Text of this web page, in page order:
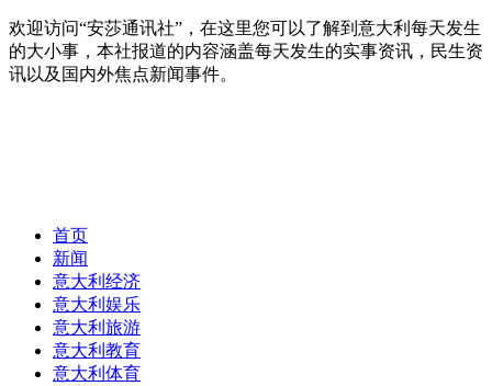
欢迎访问“安莎通讯社”，在这里您可以了解到意大利每天发生
的大小事，本社报道的内容涵盖每天发生的实事资讯，民生资
讯以及国内外焦点新闻事件。
首页
新闻
意大利经济
意大利娱乐
意大利旅游
意大利教育
意大利体育